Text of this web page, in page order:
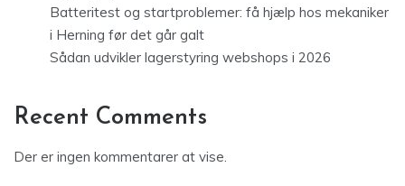
Batteritest og startproblemer: få hjælp hos mekaniker
i Herning før det går galt
Sådan udvikler lagerstyring webshops i 2026
Recent Comments
Der er ingen kommentarer at vise.